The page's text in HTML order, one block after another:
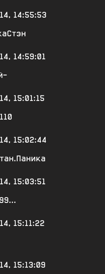
14:55:53
14:59:01
15:01:15
15:02:44
15:03:51
15:11:22
15:13:09